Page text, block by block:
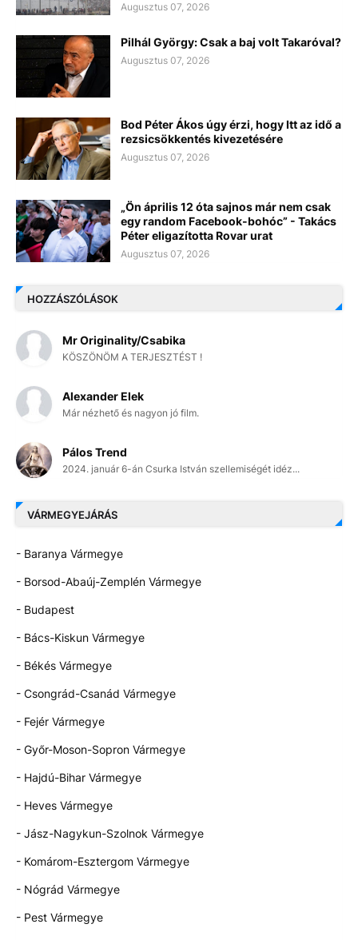
Augusztus 07, 2026
Pilhál György: Csak a baj volt Takaróval?
Augusztus 07, 2026
Bod Péter Ákos úgy érzi, hogy Itt az idő a
rezsicsökkentés kivezetésére
Augusztus 07, 2026
„Ön április 12 óta sajnos már nem csak
egy random Facebook-bohóc” - Takács
Péter eligazította Rovar urat
Augusztus 07, 2026
HOZZÁSZÓLÁSOK
Mr Originality/Csabika
KÖSZÖNÖM A TERJESZTÉST !
Alexander Elek
Már nézhető és nagyon jó film.
Pálos Trend
2024. január 6-án Csurka István szellemiségét idéz...
VÁRMEGYEJÁRÁS
- Baranya Vármegye
- Borsod-Abaúj-Zemplén Vármegye
- Budapest
- Bács-Kiskun Vármegye
- Békés Vármegye
- Csongrád-Csanád Vármegye
- Fejér Vármegye
- Győr-Moson-Sopron Vármegye
- Hajdú-Bihar Vármegye
- Heves Vármegye
- Jász-Nagykun-Szolnok Vármegye
- Komárom-Esztergom Vármegye
- Nógrád Vármegye
- Pest Vármegye